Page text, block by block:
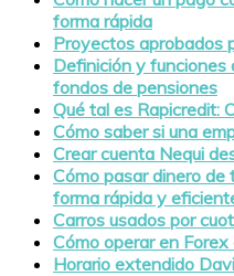
forma rápida
Proyectos aprobados
Definición y funciones
fondos de pensiones
Qué tal es Rapicredit:
Cómo saber si una
Crear cuenta Nequi
Cómo pasar dinero
forma rápida y
Carros usados por
Cómo operar en
Horario extendido